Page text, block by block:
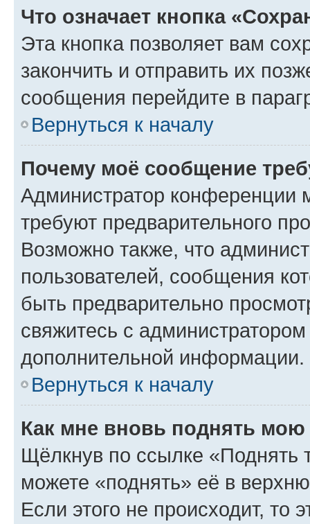
Что означает кнопка
Эта кнопка позволяет вам
закончить и отправить их
сообщения перейдите в
Вернуться к началу
Почему моё сообщение
Администратор конференции
требуют предварительного
Возможно также, что
пользователей, сообщения
быть предварительно
свяжитесь с
дополнительной информации.
Вернуться к началу
Как мне вновь поднять мою
Щёлкнув по ссылке «Поднять
можете «поднять» её в
Если этого не происходит, то